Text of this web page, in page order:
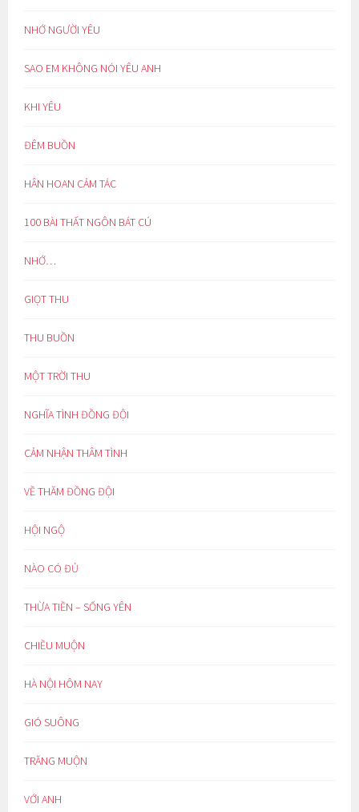
NHỚ NGƯỜI YÊU
SAO EM KHÔNG NÓI YÊU ANH
KHI YÊU
ĐÊM BUỒN
HÂN HOAN CẢM TÁC
100 BÀI THẤT NGÔN BÁT CÚ
NHỚ…
GIỌT THU
THU BUỒN
MỘT TRỜI THU
NGHĨA TÌNH ĐỒNG ĐỘI
CẢM NHẬN THÂM TÌNH
VỀ THĂM ĐỒNG ĐỘI
HỘI NGỘ
NÀO CÓ ĐỦ
THỪA TIỀN – SỐNG YÊN
CHIỀU MUỘN
HÀ NỘI HÔM NAY
GIÓ SUÔNG
TRĂNG MUỘN
VỚI ANH